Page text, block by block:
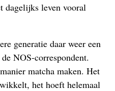
dagelijks leven vooral
generatie daar weer een
NOS-correspondent.
matcha maken. Het
het hoeft helemaal